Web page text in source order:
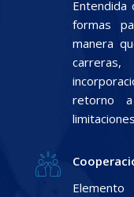
Entendida
formas
manera
retorno
limitaciones